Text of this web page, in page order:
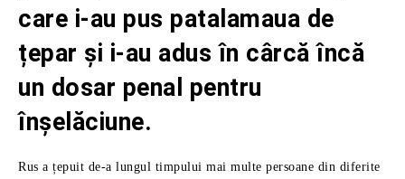
care i-au pus patalamaua de
țepar și i-au adus în cârcă încă
un dosar penal pentru
înșelăciune.
Rus a țepuit de-a lungul timpului mai multe persoane din diferite